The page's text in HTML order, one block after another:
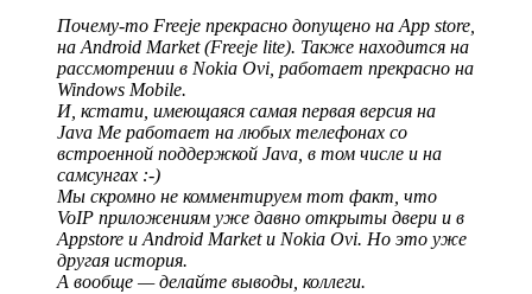
Почему-то Freeje прекрасно допущено на App store,
на Android Market (Freeje lite). Также находится на
рассмотрении в Nokia Ovi, работает прекрасно на
Windows Mobile.
И, кстати, имеющаяся самая первая версия на
Java Me работает на любых телефонах со
встроенной поддержкой Java, в том числе и на
самсунгах :-)
Мы скромно не комментируем тот факт, что
VoIP приложениям уже давно открыты двери и в
Appstore и Android Market и Nokia Ovi. Но это уже
другая история.
А вообще — делайте выводы, коллеги.